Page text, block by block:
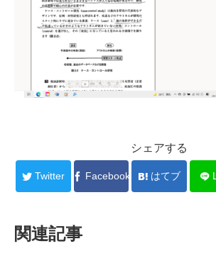
シェアする
Twitter Facebook はてブ
関連記事